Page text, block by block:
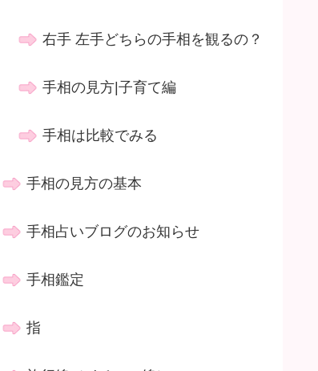
右手 左手どちらの手相を観るの？
手相の見方|子育て編
手相は比較でみる
手相の見方の基本
手相占いブログのお知らせ
手相鑑定
指